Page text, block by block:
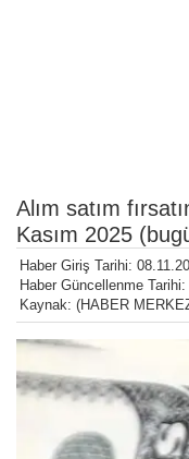
Alım satım
Kasım 2025
Haber Giriş Tarihi:
Haber Güncellenme
Kaynak: (HABER